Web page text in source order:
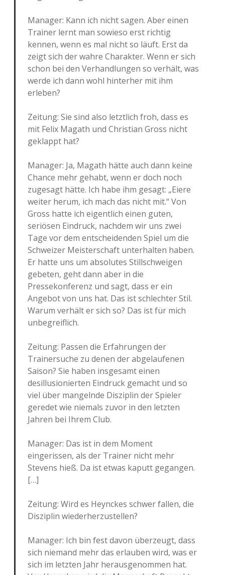
Manager: Kann ich nicht sagen. Aber einen
Trainer lernt man sowieso erst richtig
kennen, wenn es mal nicht so läuft. Erst da
zeigt sich der wahre Charakter. Wenn er sich
schon bei den Verhandlungen so verhält, was
werde ich dann wohl hinterher mit ihm
erleben?
Zeitung: Sie sind also letztlich froh, dass es
mit Felix Magath und Christian Gross nicht
geklappt hat?
Manager: Ja, Magath hätte auch dann keine
Chance mehr gehabt, wenn er doch noch
zugesagt hätte. Ich habe ihm gesagt: „Eiere
weiter herum, ich mach das nicht mit.“ Von
Gross hatte ich eigentlich einen guten,
seriösen Eindruck, nachdem wir uns zwei
Tage vor dem entscheidenden Spiel um die
Schweizer Meisterschaft unterhalten haben.
Er hatte uns um absolutes Stillschweigen
gebeten, geht dann aber in die
Pressekonferenz und sagt, dass er ein
Angebot von uns hat. Das ist schlechter Stil.
Warum verhält er sich so? Das ist für mich
unbegreiflich.
Zeitung: Passen die Erfahrungen der
Trainersuche zu denen der abgelaufenen
Saison? Sie haben insgesamt einen
desillusionierten Eindruck gemacht und so
viel über mangelnde Disziplin der Spieler
geredet wie niemals zuvor in den letzten
Jahren bei Ihrem Club.
Manager: Das ist in dem Moment
eingerissen, als der Trainer nicht mehr
Stevens hieß. Da ist etwas kaputt gegangen.
[…]
Zeitung: Wird es Heynckes schwer fallen, die
Disziplin wiederherzustellen?
Manager: Ich bin fest davon überzeugt, dass
sich niemand mehr das erlauben wird, was er
sich im letzten Jahr herausgenommen hat.